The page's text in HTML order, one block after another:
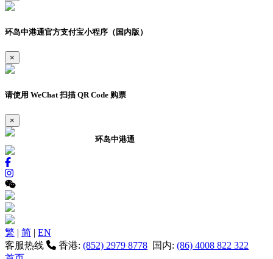
环岛中港通官方支付宝小程序（国内版）
×
请使用 WeChat 扫描 QR Code 购票
×
环岛中港通
繁 | 简 | EN
客服热线
香港: (852) 2979 8778 国内: (86) 4008 822 322